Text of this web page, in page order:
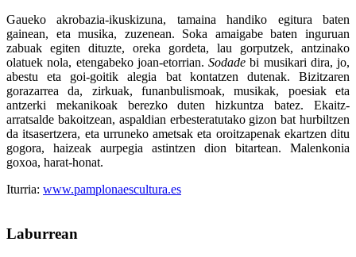
Gaueko akrobazia-ikuskizuna, tamaina handiko egitura baten
gainean, eta musika, zuzenean. Soka amaigabe baten inguruan
zabuak egiten dituzte, oreka gordeta, lau gorputzek, antzinako
olatuek nola, etengabeko joan-etorrian. Sodade bi musikari dira, jo,
abestu eta goi-goitik alegia bat kontatzen dutenak. Bizitzaren
gorazarrea da, zirkuak, funanbulismoak, musikak, poesiak eta
antzerki mekanikoak berezko duten hizkuntza batez. Ekaitz-
arratsalde bakoitzean, aspaldian erbesteratutako gizon bat hurbiltzen
da itsasertzera, eta urruneko ametsak eta oroitzapenak ekartzen ditu
gogora, haizeak aurpegia astintzen dion bitartean. Malenkonia
goxoa, harat-honat.
Iturria: www.pamplonaescultura.es
Laburrean